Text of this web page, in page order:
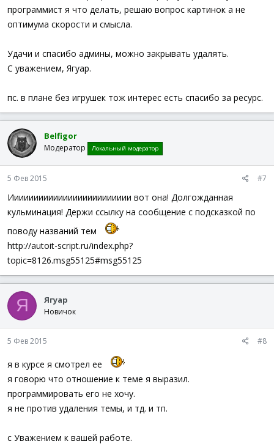
программист я что делать, решаю вопрос картинок а не
оптимума скорости и смысла.
Удачи и спасибо админы, можно закрывать удалять.
С уважением, Ягуар.
пс. в плане без игрушек тож интерес есть спасибо за ресурс.
Belfigor
Модератор Локальный модератор
5 Фев 2015 #7
Иииииииииииииииииииииииии вот она! Долгожданная
кульминация! Держи ссылку на сообщение с подсказкой по
поводу названий тем
http://autoit-script.ru/index.php?
topic=8126.msg55125#msg55125
Я Ягуар
Новичок
5 Фев 2015 #8
я в курсе я смотрел ее
я говорю что отношение к теме я выразил.
программировать его не хочу.
я не против удаления темы, и тд. и тп.
с Уважением к вашей работе.